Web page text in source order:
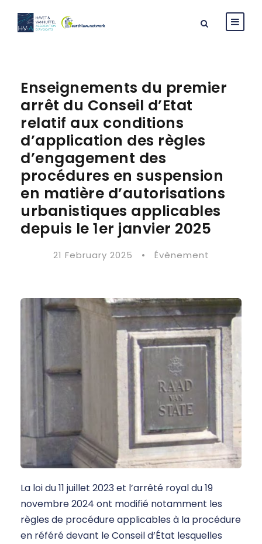
Enseignements du premier
arrêt du Conseil d’Etat
relatif aux conditions
d’application des règles
d’engagement des
procédures en suspension
en matière d’autorisations
urbanistiques applicables
depuis le 1er janvier 2025
21 February 2025 • Évènement
La loi du 11 juillet 2023 et l’arrêté royal du 19
novembre 2024 ont modifié notamment les
règles de procédure applicables à la procédure
en référé devant le Conseil d’État lesquelles